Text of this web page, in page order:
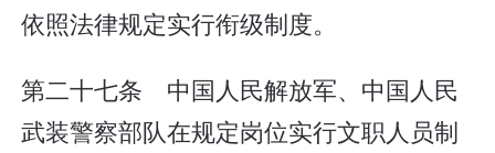
依照法律规定实行衔级制度。
第二十七条 中国人民解放军、中国人民
武装警察部队在规定岗位实行文职人员制